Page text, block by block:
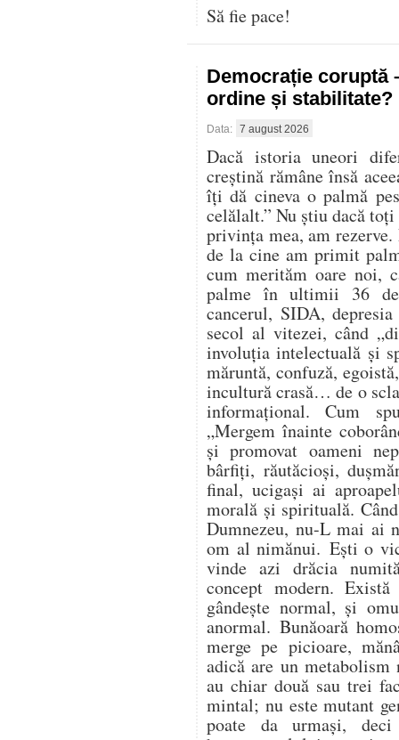
Să fie pace!
Democrație coruptă
ordine și stabilitate?
Data: 7 august 2026
Dacă istoria uneori
creștină rămâne însă
îți dă cineva o palmă
celălalt.” Nu știu dacă toți
privința mea, am
de la cine am primit
cum merităm oare noi,
palme în ultimii 36
cancerul, SIDA,
secol al vitezei, când
involuția intelectuală și
măruntă, confuză,
incultură crasă… de o
informațional. Cum
„Mergem înainte
și promovat oameni
bârfiți, răutăcioși,
final, ucigași ai
morală și spirituală.
Dumnezeu, nu-L mai ai
om al nimănui. Ești o
vinde azi drăcia
concept modern.
gândește normal, și
anormal. Bunăoară
merge pe picioare,
adică are un
au chiar două sau trei
mintal; nu este mutant
poate da urmași,